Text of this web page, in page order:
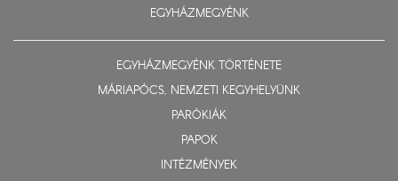
EGYHÁZMEGYÉNK
EGYHÁZMEGYÉNK TÖRTÉNETE
MÁRIAPÓCS, NEMZETI KEGYHELYÜNK
PARÓKIÁK
PAPOK
INTÉZMÉNYEK